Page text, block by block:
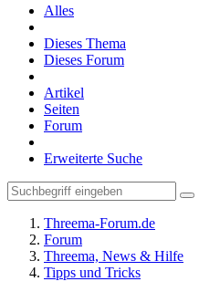
Alles
Dieses Thema
Dieses Forum
Artikel
Seiten
Forum
Erweiterte Suche
Threema-Forum.de
Forum
Threema, News & Hilfe
Tipps und Tricks